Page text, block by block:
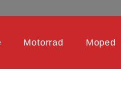
Motorrad Moped
EASY VON YAMAHA